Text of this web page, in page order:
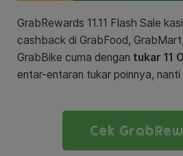
GrabRewards 11.11 Flash Sale
cashback di GrabFood,
GrabBike cuma dengan tukar 11
entar-entaran tukar poinnya, nanti
Cek